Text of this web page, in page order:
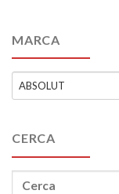
MARCA
ABSOLUT
CERCA